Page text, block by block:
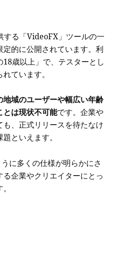
する「VideoFX」ツールの一
的に公開されています。利
歳以上」で、テスターとし
ています。
地域のユーザーや幅広い年齢
とは現状不可能です。企業や
、正式リリースを待たなけ
といえます。
に多くの仕様が明らかにさ
企業やクリエイターにとっ